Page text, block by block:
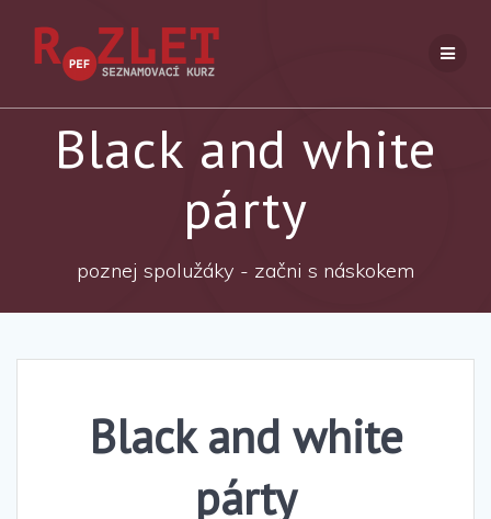
Black and white
párty
poznej spolužáky - začni s náskokem
Black and white
párty